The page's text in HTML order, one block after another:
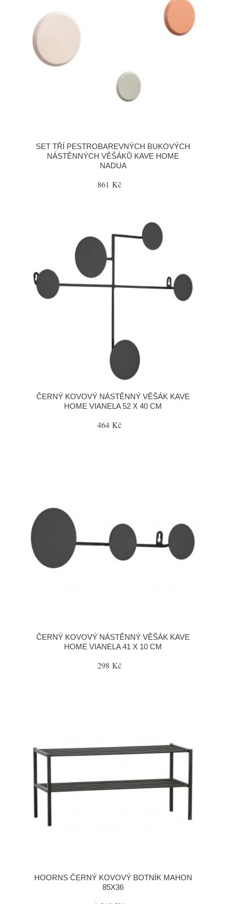
SET TŘÍ PESTROBAREVNÝCH BUKOVÝCH
NÁSTĚNNÝCH VĚŠÁKŮ KAVE HOME
NADUA
861 Kč
ČERNÝ KOVOVÝ NÁSTĚNNÝ VĚŠÁK KAVE
HOME VIANELA 52 X 40 CM
464 Kč
ČERNÝ KOVOVÝ NÁSTĚNNÝ VĚŠÁK KAVE
HOME VIANELA 41 X 10 CM
298 Kč
HOORNS ČERNÝ KOVOVÝ BOTNÍK MAHON
85X36